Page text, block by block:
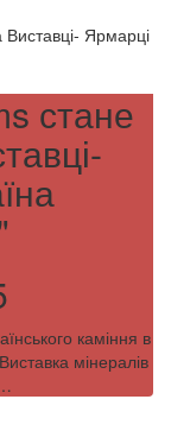
стане
каміння в
мінералів